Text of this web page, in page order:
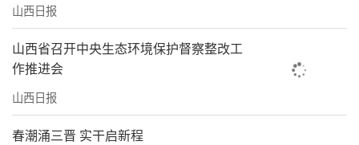
山西日报
山西省召开中央生态环境保护督察整改工
作推进会
山西日报
春潮涌三晋 实干启新程